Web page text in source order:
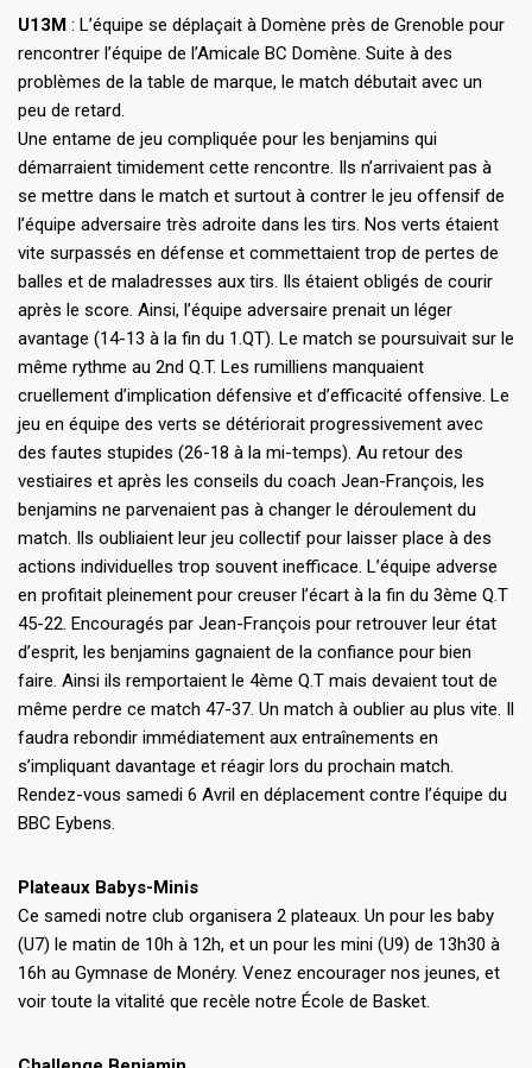
U13M : L’équipe se déplaçait à Domène près de Grenoble pour
rencontrer l’équipe de l’Amicale BC Domène. Suite à des
problèmes de la table de marque, le match débutait avec un
peu de retard.
Une entame de jeu compliquée pour les benjamins qui
démarraient timidement cette rencontre. Ils n’arrivaient pas à
se mettre dans le match et surtout à contrer le jeu offensif de
l’équipe adversaire très adroite dans les tirs. Nos verts étaient
vite surpassés en défense et commettaient trop de pertes de
balles et de maladresses aux tirs. Ils étaient obligés de courir
après le score. Ainsi, l’équipe adversaire prenait un léger
avantage (14-13 à la fin du 1.QT). Le match se poursuivait sur le
même rythme au 2nd Q.T. Les rumilliens manquaient
cruellement d’implication défensive et d’efficacité offensive. Le
jeu en équipe des verts se détériorait progressivement avec
des fautes stupides (26-18 à la mi-temps). Au retour des
vestiaires et après les conseils du coach Jean-François, les
benjamins ne parvenaient pas à changer le déroulement du
match. Ils oubliaient leur jeu collectif pour laisser place à des
actions individuelles trop souvent inefficace. L’équipe adverse
en profitait pleinement pour creuser l’écart à la fin du 3ème Q.T
45-22. Encouragés par Jean-François pour retrouver leur état
d’esprit, les benjamins gagnaient de la confiance pour bien
faire. Ainsi ils remportaient le 4ème Q.T mais devaient tout de
même perdre ce match 47-37. Un match à oublier au plus vite. Il
faudra rebondir immédiatement aux entraînements en
s’impliquant davantage et réagir lors du prochain match.
Rendez-vous samedi 6 Avril en déplacement contre l’équipe du
BBC Eybens.
Plateaux Babys-Minis
Ce samedi notre club organisera 2 plateaux. Un pour les baby
(U7) le matin de 10h à 12h, et un pour les mini (U9) de 13h30 à
16h au Gymnase de Monéry. Venez encourager nos jeunes, et
voir toute la vitalité que recèle notre École de Basket.